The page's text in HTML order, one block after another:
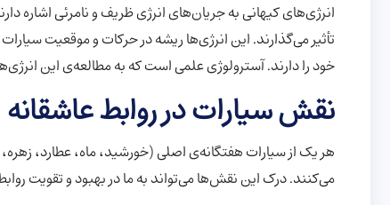
انرژی‌های کیهانی به جریان‌های انرژی ظریف و نامرئی اشاره
تأثیر می‌گذارند. این انرژی‌ها ریشه در حرکات و موقعیت
خود را دارند. آسترولوژی علمی است که به مطالعه‌ی این انرژی‌ها
نقش سیارات در روابط عاشقانه
هر یک از سیارات هفتگانه‌ی اصلی (خورشید، ماه، عطارد،
می‌کنند. درک این نقش‌ها می‌تواند به ما در بهبود و تقویت